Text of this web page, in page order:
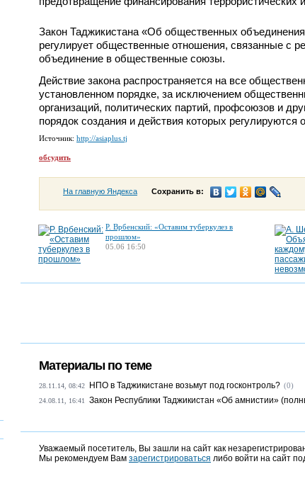
Закон Таджикистана «Об общественных
регулирует общественные отношения, связанные с
объединение в общественные союзы.
Действие закона распространяется на все
установленном порядке, за исключением
организаций, политических партий, профсоюзов и
порядок создания и действия которых регулируются
Источник: http://asiaplus.tj
обсудить
На главную Яндекса Сохранить в:
Р. Врбенский: «Оставим туберкулез в
прошлом»
05.06 16:50
Материалы по теме
28.11.14, 08:42 НПО в Таджикистане возьмут под госконтроль? (0)
24.08.11, 16:41 Закон Республики Таджикистан «Об амнистии»
Уважаемый посетитель, Вы зашли на сайт как
Мы рекомендуем Вам зарегистрироваться либо войти на сайт